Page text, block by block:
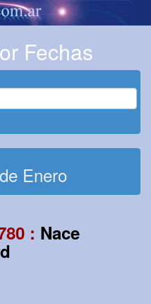
Fechas
Enero
: Nace